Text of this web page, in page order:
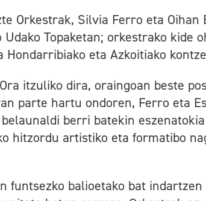
Orkestrak, Silvia Ferro eta
Topaketan; orkestrako kide
eta Azkoitiako
itzuliko dira, oraingoan beste
parte hartu ondoren, Ferro eta
berri batekin
hitzordu artistiko eta formatibo
funtsezko balioetako bat